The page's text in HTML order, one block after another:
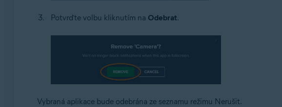
Potvrďte volbu kliknutím na Odebrat.
Vybraná aplikace bude odebrána ze seznamu režimu Nerušit.